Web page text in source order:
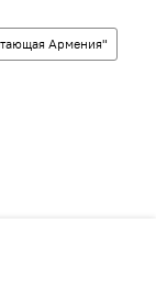
Армения"